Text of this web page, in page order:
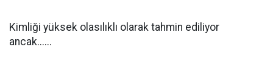
Kimliği yüksek olasılıklı olarak tahmin ediliyor
ancak......